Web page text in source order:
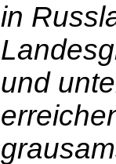
in
und